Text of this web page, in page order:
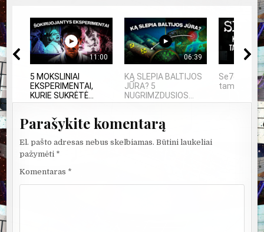
11:00
5 MOKSLINIAI
EKSPERIMENTAI,
KURIE SUKRĖTĖ...
06:39
KĄ SLEPIA BALTIJOS
JŪRA? 5
NUGRIMZDUSIOS...
Se7en –
tampa
Parašykite komentarą
El. pašto adresas nebus skelbiamas. Būtini laukeliai
pažymėti *
Komentaras *